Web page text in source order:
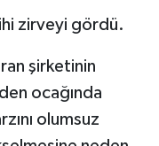
zirveyi gördü.
şirketinin
ocağında
olumsuz